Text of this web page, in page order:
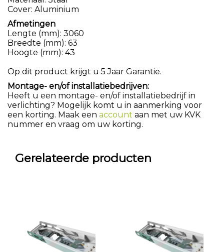
Cover: Aluminium
Afmetingen
Lengte (mm): 3060
Breedte (mm): 63
Hoogte (mm): 43
Op dit product krijgt u 5 Jaar Garantie.
Montage- en/of installatiebedrijven:
Heeft u een montage- en/of installatiebedrijf in
verlichting? Mogelijk komt u in aanmerking voor
een korting. Maak een account aan met uw KVK
nummer en vraag om uw korting.
Gerelateerde producten